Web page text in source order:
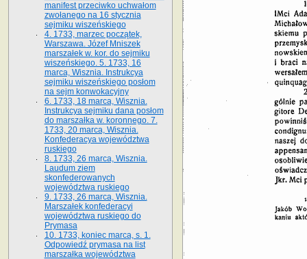
manifest przeciwko uchwałom
zwołanego na 16 stycz­nia
sejmiku wiszeńskiego
4. 1733, marzec początek,
Warszawa. Józef Mniszek
marszałek w. kor. do sejmiku
wiszeńskiego. 5. 1733, 16
marca, Wisznia. Instrukcya
sejmiku wiszeńskiego posłom
na sejm konwokacyjny
6. 1733, 18 marca, Wisznia.
Instrukcya sejmiku dana posłom
do marszałka w. koronnego. 7.
1733, 20 marca, Wisznia.
Konfederacya województwa
ruskiego
8. 1733, 26 marca, Wisznia.
Laudum ziem
skonfederowanych
województwa ruskiego
9. 1733, 26 marca, Wisznia.
Marszałek konfederacyi
województwa ruskiego do
Prymasa
10. 1733, koniec marca, s. 1.
Odpowiedź prymasa na list
marszałka województwa